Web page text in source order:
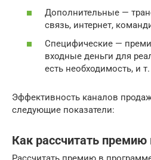
Дополнительные —
связь, интернет,
Специфические —
входные деньги для
есть необходимость, и
Эффективность каналов
следующие показатели:
Как рассчитать премию